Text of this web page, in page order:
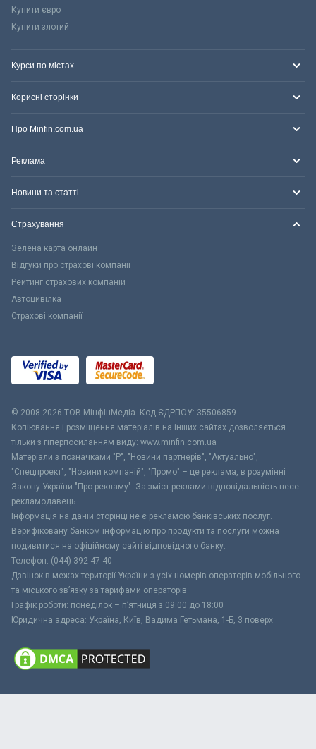
Купити євро
Купити злотий
Курси по містах
Корисні сторінки
Про Minfin.com.ua
Реклама
Новини та статті
Страхування
Зелена карта онлайн
Відгуки про страхові компанії
Рейтинг страхових компаній
Автоцивілка
Страхові компанії
© 2008-2026 ТОВ МiнфiнМедiа. Код ЄДРПОУ: 35506859
Копіювання і розміщення матеріалів на інших сайтах дозволяється
тільки з гіперпосиланням виду: www.minfin.com.ua
Матеріали з позначками "Р", "Новини партнерів", "Актуально",
"Спецпроект", "Новини компаній", "Промо" – це реклама, в розумінні
Закону України "Про рекламу". За зміст реклами відповідальність несе
рекламодавець.
Інформація на даній сторінці не є рекламою банківських послуг.
Верифіковану банком інформацію про продукти та послуги можна
подивитися на офіційному сайті відповідного банку.
Телефон: (044) 392-47-40
Дзвінок в межах території України з усіх номерів операторів мобільного
та міського зв’язку за тарифами операторів
Графік роботи: понеділок – п’ятниця з 09:00 до 18:00
Юридична адреса: Україна, Київ, Вадима Гетьмана, 1-Б, 3 поверх